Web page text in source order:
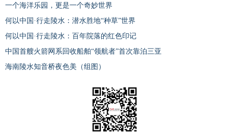
一个海洋乐园，更是一个奇妙世界
何以中国·行走陵水：潜水胜地“种草”世界
何以中国·行走陵水：百年院落的红色印记
中国首艘火箭网系回收船舶“领航者”首次靠泊三亚
海南陵水知音桥夜色美（组图）